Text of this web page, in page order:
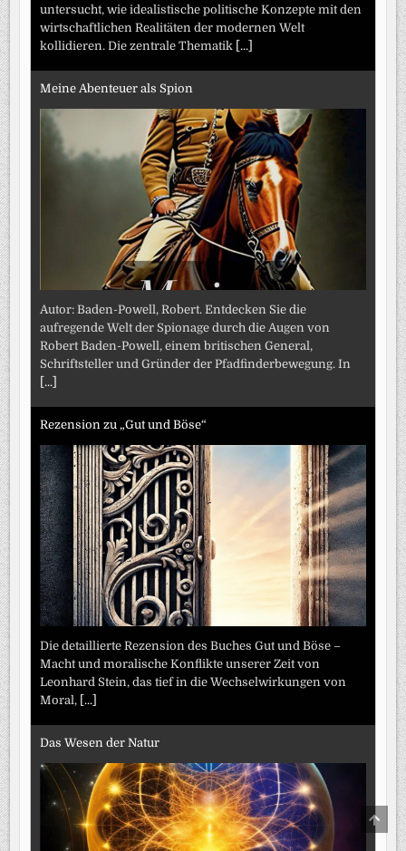
untersucht, wie idealistische politische Konzepte mit den
wirtschaftlichen Realitäten der modernen Welt
kollidieren. Die zentrale Thematik [...]
Meine Abenteuer als Spion
Autor: Baden-Powell, Robert. Entdecken Sie die
aufregende Welt der Spionage durch die Augen von
Robert Baden-Powell, einem britischen General,
Schriftsteller und Gründer der Pfadfinderbewegung. In
[...]
Rezension zu „Gut und Böse“
Die detaillierte Rezension des Buches Gut und Böse –
Macht und moralische Konflikte unserer Zeit von
Leonhard Stein, das tief in die Wechselwirkungen von
Moral, [...]
Das Wesen der Natur
TO
TOP